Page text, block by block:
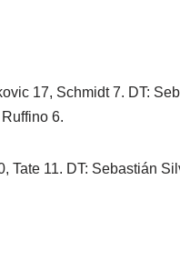
17, Schmidt 7. DT:
6.
Tate 11. DT: Sebastián